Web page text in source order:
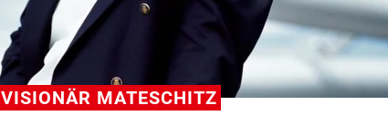
VISIONÄR MATESCHITZ